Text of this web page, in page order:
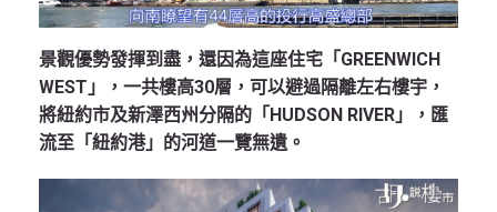
景觀優勢發揮到盡，還因為這座住宅「GREENWICH
WEST」，一共樓高30層，可以避過隔離左右樓宇，
將紐約市及新澤西州分隔的「HUDSON RIVER」，匯
流至「紐約港」的河道一覽無遺。